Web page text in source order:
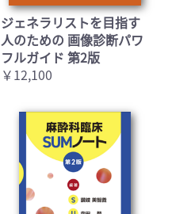
ジェネラリストを目指す
人のための 画像診断パワ
フルガイド 第2版
￥12,100